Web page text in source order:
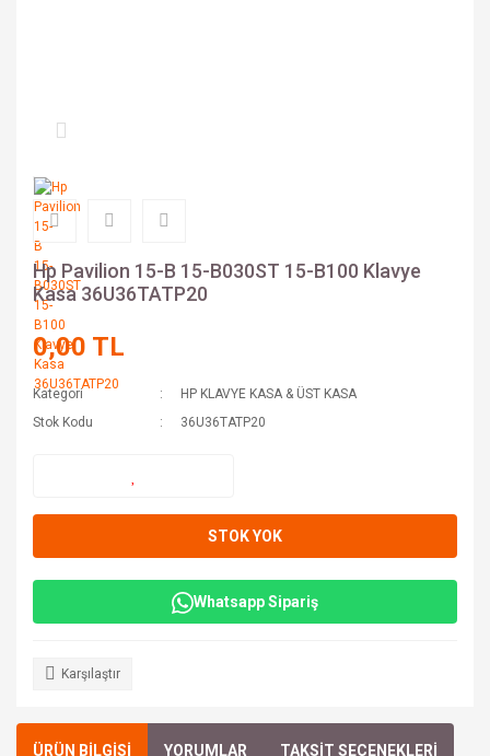
Hp Pavilion 15-B 15-B030ST 15-B100 Klavye
Kasa 36U36TATP20
0,00 TL
Kategori
HP KLAVYE KASA & ÜST KASA
Stok Kodu
36U36TATP20
STOK YOK
Whatsapp Sipariş
Karşılaştır
ÜRÜN BİLGİSİ YORUMLAR TAKSİT SEÇENEKLERİ